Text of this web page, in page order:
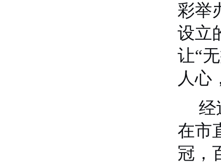
彩举
设立
让“
人心
经
在市
冠，